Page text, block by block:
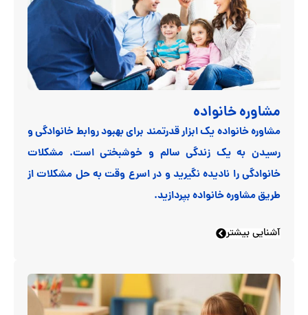
مشاوره خانواده
مشاوره خانواده یک ابزار قدرتمند برای بهبود روابط خانوادگی و
رسیدن به یک زندگی سالم و خوشبختی است. مشکلات
خانوادگی را نادیده نگیرید و در اسرع وقت به حل مشکلات از
طریق مشاوره خانواده بپردازید.
آشنایی بیشتر